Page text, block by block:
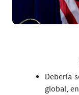
Debería
global,